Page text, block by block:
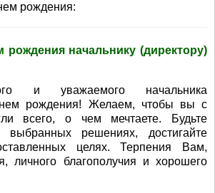
рождения:
рождения начальнику (директору)
и уважаемого начальника
рождения! Желаем, чтобы вы с
всего, о чем мечтаете. Будьте
решениях, достигайте
целях. Терпения Вам,
личного благополучия и хорошего